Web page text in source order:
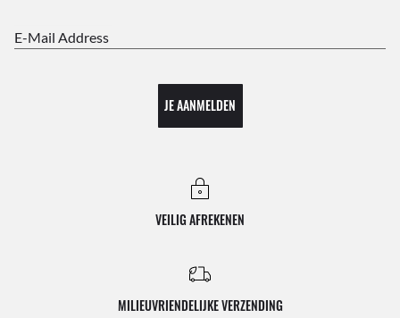
E-Mail Address
JE AANMELDEN
VEILIG AFREKENEN
MILIEUVRIENDELIJKE VERZENDING